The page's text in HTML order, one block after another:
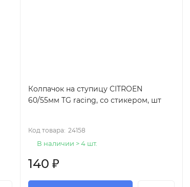
Колпачок на ступицу CITROEN
60/55мм TG racing, со стикером, шт
Код товара: 24158
В наличии > 4 шт.
140 ₽